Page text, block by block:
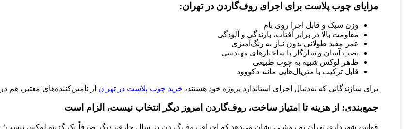
مزایای چوب پلاست برای اجرای روف‌گاردن در تهران:
وزن سبک و قابل اجرا روی بام
مقاومت بالا در برابر آفتاب، بارندگی و آلودگی
عمر مفید طولانی بدون نیاز به رنگ‌آمیزی
نصب آسان و سازگار با ساختارهای مهندسی
ظاهر لوکس شبیه به چوب طبیعی
قابل ترکیب با متریال‌هایی مانند دکووود
برای سازندگانی که به‌دنبال اجرای استاندارد پروژه خود هستند، خرید چوب پلاست در تهران از تأمین‌کننده‌های معتبر، هم
جمع‌بندی: از هزینه تا امتیاز ساخت، روف‌گاردن امروز دیگر انتخاب نیست، الزام است
قوانین شهرداری تهران به روشنی نشان می‌دهد که اجرای روف‌گاردن در سال جاری، دیگر صرفاً یک گزینه لوکس نیست؛